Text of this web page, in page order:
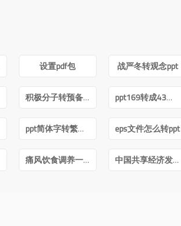
设置pdf包 战严冬转观念ppt
积极分子转预备党员ppt ppt169转成43怎么内容排版不变
ppt简体字转繁体字全篇 eps文件怎么转ppt
痛风饮食调养一本就够pdf下载 中国共享经济发展报告(2020)pdf